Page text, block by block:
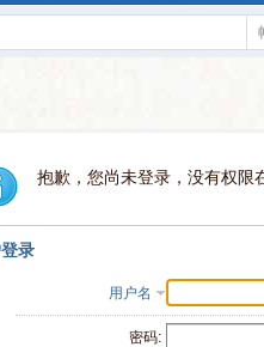
抱歉，您尚未登录，没有权限
录
用户名
密码: